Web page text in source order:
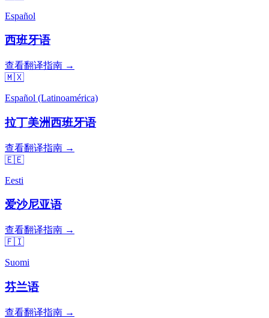
Español
西班牙语
查看翻译指南 →
🇲🇽
Español (Latinoamérica)
拉丁美洲西班牙语
查看翻译指南 →
🇪🇪
Eesti
爱沙尼亚语
查看翻译指南 →
🇫🇮
Suomi
芬兰语
查看翻译指南 →